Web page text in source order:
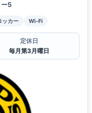
5
ッカー Wi-Fi
定休日
毎月第3月曜日